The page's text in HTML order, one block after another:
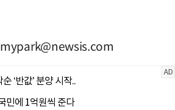
mypark@newsis.com